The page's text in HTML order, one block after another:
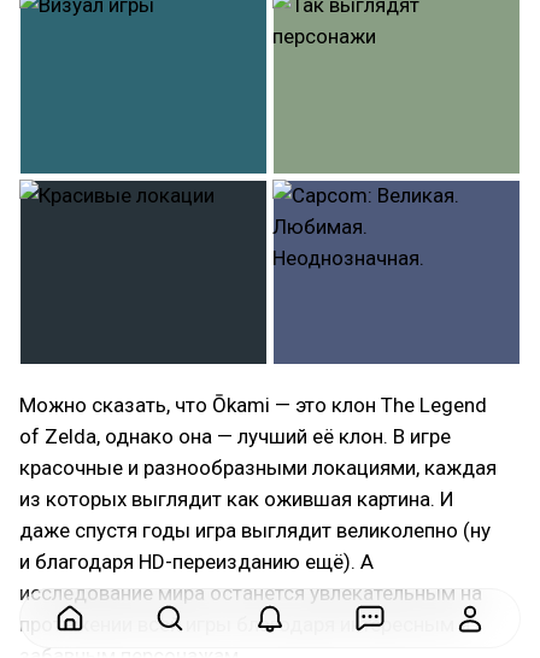
Можно сказать, что Ōkami — это клон The Legend
of Zelda, однако она — лучший её клон. В игре
красочные и разнообразными локациями, каждая
из которых выглядит как ожившая картина. И
даже спустя годы игра выглядит великолепно (ну
и благодаря HD-переизданию ещё). А
исследование мира останется увлекательным на
протяжении всей игры благодаря интересным и